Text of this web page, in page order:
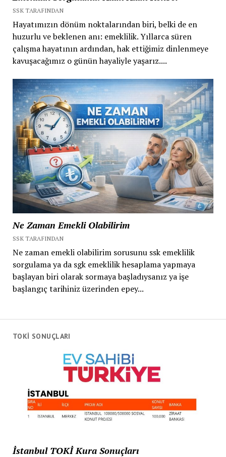
SSK TARAFINDAN
Hayatımızın dönüm noktalarından biri, belki de en
huzurlu ve beklenen anı: emeklilik. Yıllarca süren
çalışma hayatının ardından, hak ettiğimiz dinlenmeye
kavuşacağımız o günün hayaliyle yaşarız....
Ne Zaman Emekli Olabilirim
SSK TARAFINDAN
Ne zaman emekli olabilirim sorusunu ssk emeklilik
sorgulama ya da sgk emeklilik hesaplama yapmaya
başlayan biri olarak sormaya başladıysanız ya işe
başlangıç tarihiniz üzerinden epey...
TOKİ SONUÇLARI
İstanbul TOKİ Kura Sonuçları